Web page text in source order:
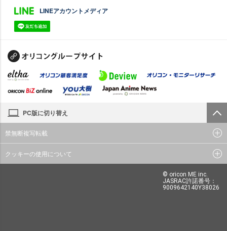
LINEアカウントメディア
PC版に切り替え
禁無断複写転載
クッキーの使用について
© oricon ME inc.
JASRAC許諾番号：
9009642140Y38026